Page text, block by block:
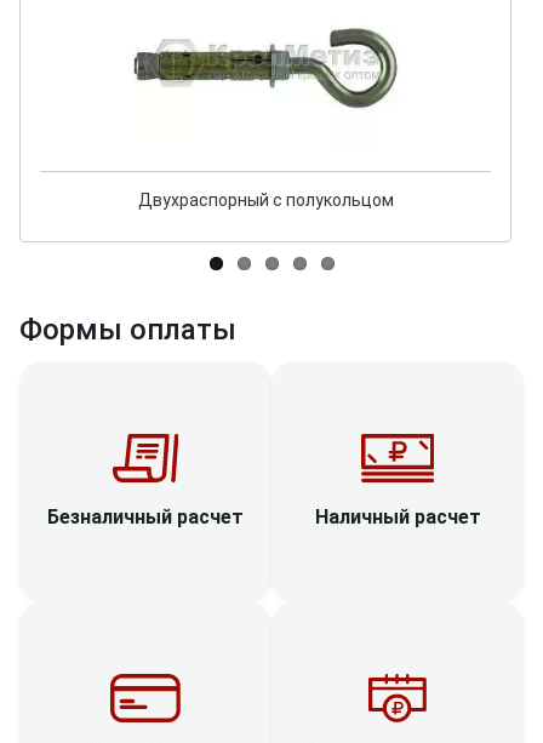
Двухраспорный с полукольцом
Формы оплаты
Безналичный расчет Наличный расчет